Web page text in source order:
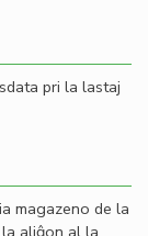
pri la lastaj
magazeno de la
aliĝon al la